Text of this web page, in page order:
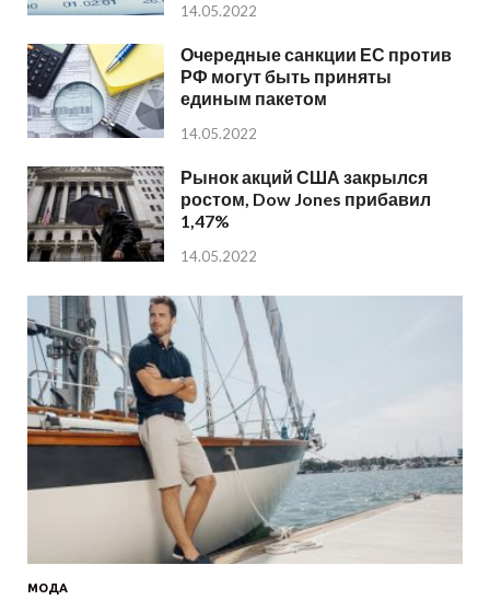
14.05.2022
Очередные санкции ЕС против
РФ могут быть приняты
единым пакетом
14.05.2022
Рынок акций США закрылся
ростом, Dow Jones прибавил
1,47%
14.05.2022
МОДА